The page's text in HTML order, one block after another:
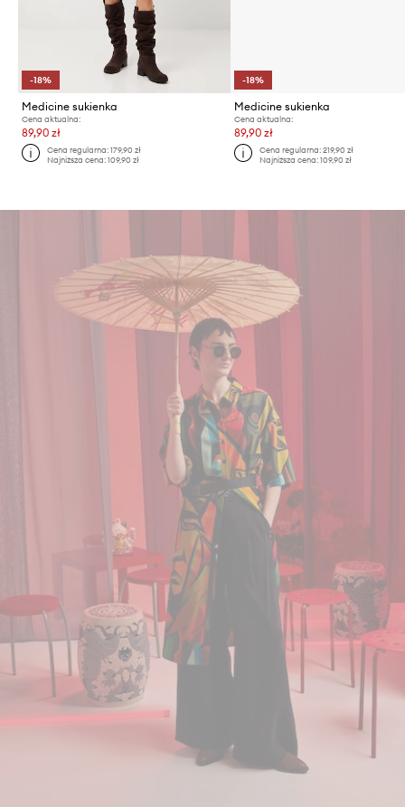
-18%
Medicine sukienka
Cena aktualna:
89,90 zł
Cena regularna:179,90 zł
Najniższa cena:109,90 zł
-18%
Medicine sukienka
Cena aktualna:
89,90 zł
Cena regularna: 219,90 zł
Najniższa cena: 109,90 zł